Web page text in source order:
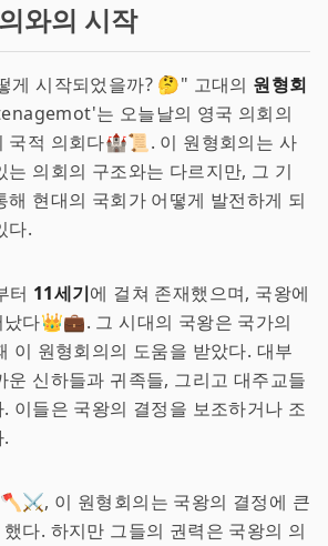
와의 시작
게 시작되었을까? 🤔" 고대의 원형회
는 오늘날의 영국 의회의
국적 의회다🏰📜. 이 원형회의는 사
는 의회의 구조와는 다르지만, 그 기
해 현대의 국회가 어떻게 발전하게 되
다.
터 11세기에 걸쳐 존재했으며, 국왕에
다👑💼. 그 시대의 국왕은 국가의
이 원형회의의 도움을 받았다. 대부
운 신하들과 귀족들, 그리고 대주교들
이들은 국왕의 결정을 보조하거나 조
이 원형회의는 국왕의 결정에 큰
다. 하지만 그들의 권력은 국왕의 의